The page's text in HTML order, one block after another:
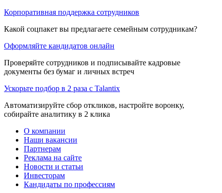
Корпоративная поддержка сотрудников
Какой соцпакет вы предлагаете семейным сотрудникам?
Оформляйте кандидатов онлайн
Проверяйте сотрудников и подписывайте кадровые
документы без бумаг и личных встреч
Ускорьте подбор в 2 раза с Talantix
Автоматизируйте сбор откликов, настройте воронку,
собирайте аналитику в 2 клика
О компании
Наши вакансии
Партнерам
Реклама на сайте
Новости и статьи
Инвесторам
Кандидаты по профессиям